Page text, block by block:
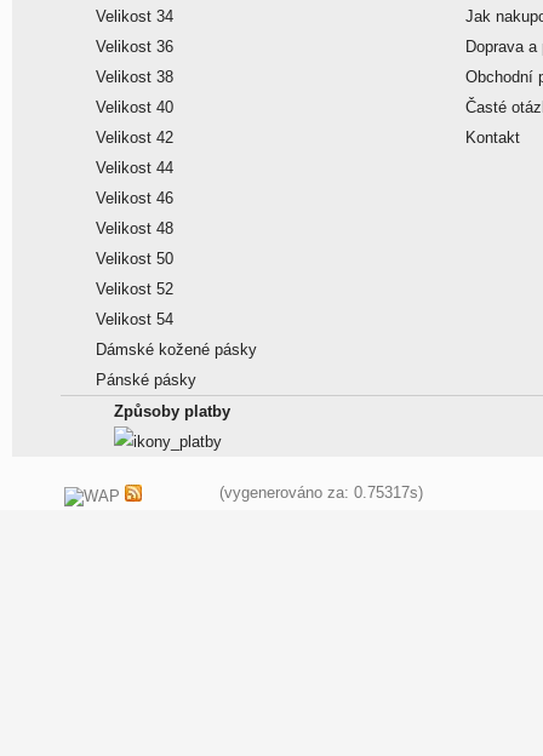
Velikost 34
Velikost 36
Velikost 38
Velikost 40
Velikost 42
Velikost 44
Velikost 46
Velikost 48
Velikost 50
Velikost 52
Velikost 54
Dámské kožené pásky
Pánské pásky
Jak
Doprava a
Obchodní
Časté
Kontakt
Způsoby platby
(vygenerováno za: 0.75317s)